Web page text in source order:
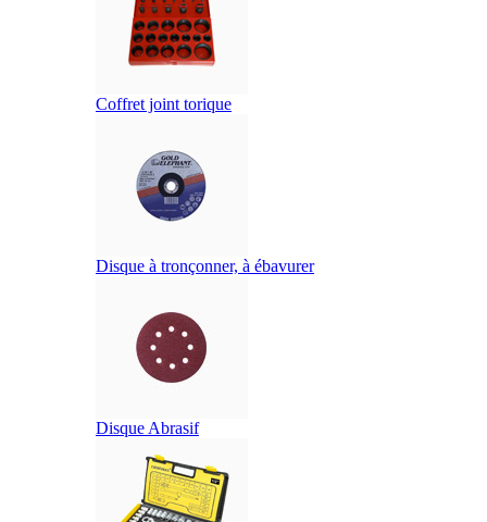
Coffret joint torique
Disque à tronçonner, à ébavurer
Disque Abrasif